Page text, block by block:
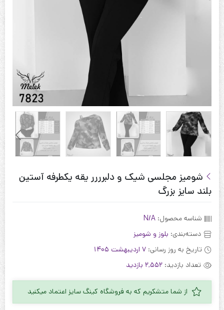
شومیز مجلسی شیک و دلبرررر یقه یکطرفه آستین
بلند سایز بزرگ
شناسه محصول: N/A
دسته‌بندی: بلوز و شومیز
تاریخ به روز رسانی: 7 اردیبهشت 1405
تعداد بازدید: 2,552 بازدید
از شما متشکریم که به فروشگاه کینگ سایز اعتماد میکنید